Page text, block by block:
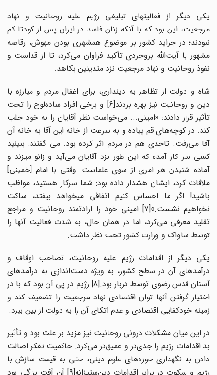
یکی دیگر از فعالیتهای تبلیغی رژیم علیه روحانیت و نهاد
مرجعیت، این بود که با آنکه زنان فاسد در ایران پس از کودتا کم
نبودند؛ در جراید کشور بر موضوع همشهری بودن مهوش، رقاصه
مشهور با آیت‌الله بروجردی تأکید فراوان می‌کرد، تا از قداست و
نفوذ روحانیت و نهاد مرجعیت نزد متدینین بکاهد.
شاه و دولت از تظاهر به دینداری، برای اغفال مردم و مبارزه با
دین و روحانیت نیز بهره بردند[6] و برخی افراد ساده‌لوح را تحت
تأثیر قرار دادند: «امینی... می‌خواست نظر آقایان را به خود جلب
کند. در کوچه‌های قم پیاده و به سرعت از خانه این آقا به خانه آن
آقا می‌رفت. تاحدی هم در مردم اثر کرده بود. می گفتند: ببینید
کسی سر کار آمده که این طور نزد آقایان می‌آید و زانو می‎زند و
آماده شنیدن هر امری از سوی علماست. وقتی با امام [خمینی]
ملاقات کرد، ایشان هشدار داده بود: شما سرکار هستید، مواظب
باشید! اگر ما احساس کنیم اتفاقی می‎خواهد بیفتد، ساکت
نخواهیم نشست.»[7] امینی خود را ارادتمند روحانیت و مراجع
تقلید معرفی می‌کرد، اما در همان حال، به شدت فعالیت آنها را
توسط ساواک و وزارت کشور تحت نظر داشت.
یکی دیگر از اقدامات رژیم علیه روحانیت، تصاحب اوقاف و
درآمدهای آن در سطح کشور، به ویژه دست‌اندازی به درآمدهای
آستان قدس رضوی توسط دربار بود.[8] رژیم در پی آن بود که با در
اختیار گرفتن آنها توان اقتصادی نهاد مرجعیت را تضعیف کند و
زمینه خودکفایی اقتصادی و عدم اتکای آن را به دولت از بین ببرد.
در این میان مشکلات درونی روحانیت نیز مزید بر علت بود و تأثیر
بد اقدامات رژیم را جدی‌تر و عمیق‌تر می‌کرد. حاکمیت تفکر اصالت
دادن به نگهداری حوزه‌های علوم دینی، حتی به قیمت سازش با
رژیم و سکوت در برابر اقدامات دین‌ستیزانه[9] آن آفت بزرگی بود